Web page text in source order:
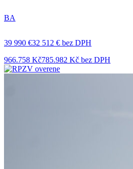
BA
39 990 €32 512 € bez DPH
966.758 Kč785.982 Kč bez DPH